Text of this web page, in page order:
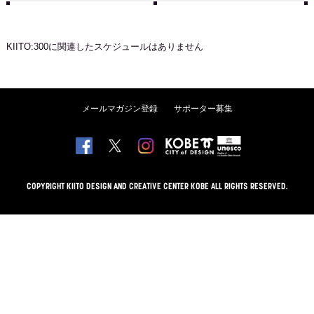
KIITO:300に関連したスケジュールはありません
メールマガジン登録 サポーター募集
COPYRIGHT KIITO DESIGN AND CREATIVE CENTER KOBE ALL RIGHTS RESERVED.